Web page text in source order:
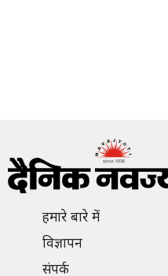
हमारे बारे में
विज्ञापन
संपर्क